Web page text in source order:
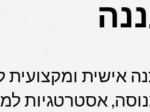
אישית ומקצועית
אסטרטגיות